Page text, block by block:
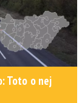
Toto o nej